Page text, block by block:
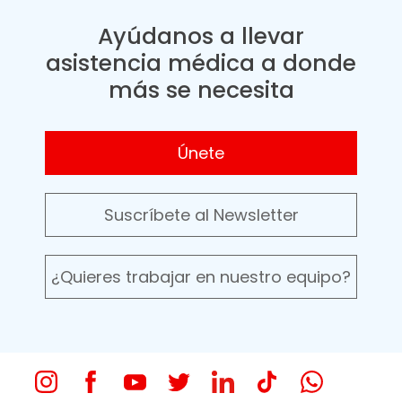
Ayúdanos a llevar
asistencia médica a donde
más se necesita
Únete
Suscríbete al Newsletter
¿Quieres trabajar en nuestro equipo?